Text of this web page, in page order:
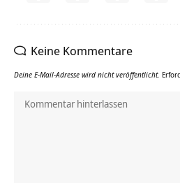
Keine Kommentare
Deine E-Mail-Adresse wird nicht veröffentlicht.